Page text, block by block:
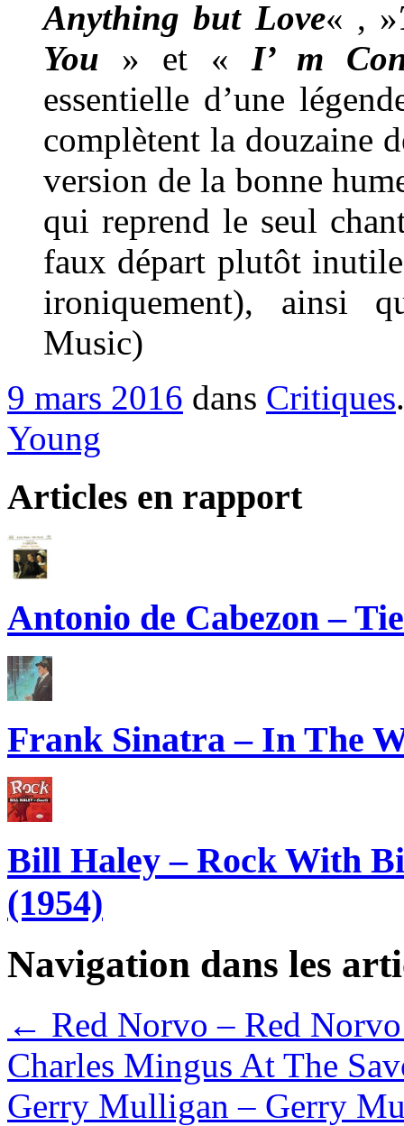
Anything but Love« , »
You » et « I’ m
essentielle d’une
complètent la douzaine
version de la bonne
qui reprend le seul
faux départ plutôt
ironiquement), ainsi
Music)
9 mars 2016 dans Critiques
Young
Articles en rapport
Antonio de Cabezon –
Frank Sinatra – In The
Bill Haley – Rock With
(1954)
Navigation dans les
← Red Norvo – Red
Charles Mingus At The
Gerry Mulligan – Gerry